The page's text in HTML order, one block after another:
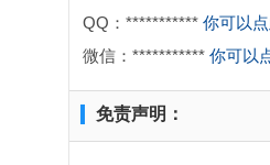
QQ：*********** 你可以
微信：*********** 你可以
免责声明：